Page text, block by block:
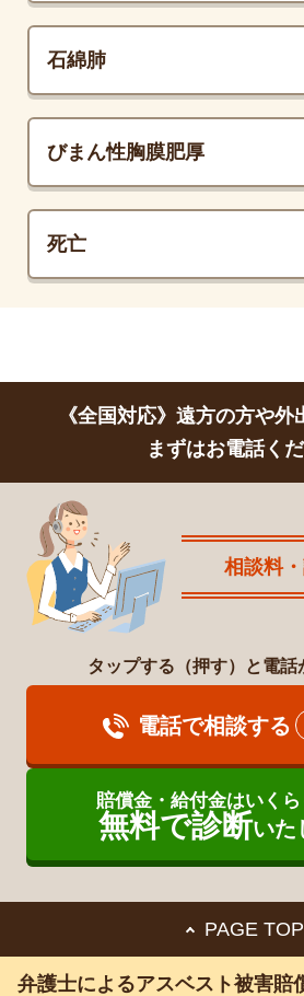
石綿肺
びまん性胸膜肥厚
死亡
《全国対応》遠方の方や外
まずはお電話く
相談料
タップする（押す）と電話
電話で相談する
賠償金・給付金はいくら
無料で診断いた
PAGE TOP
弁護士によるアスベスト被害賠